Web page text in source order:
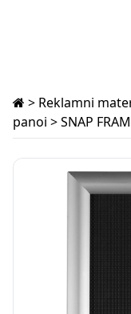
> Reklamni
panoi > SNAP